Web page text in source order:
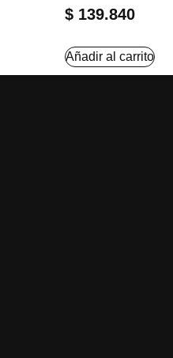
$ 139.840
Añadir al carrito